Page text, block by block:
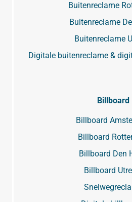
Buitenreclame
Buitenreclame
Buitenreclame
Digitale buitenreclame &
Billboard
Billboard
Billboard
Billboard Den
Billboard